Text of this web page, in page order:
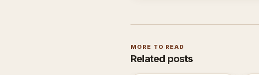
MORE TO READ
Related posts